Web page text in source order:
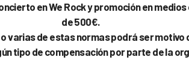
en We Rock y promoción en
de 500€.
o varias de estas normas podrá ser
tipo de compensación por parte de la